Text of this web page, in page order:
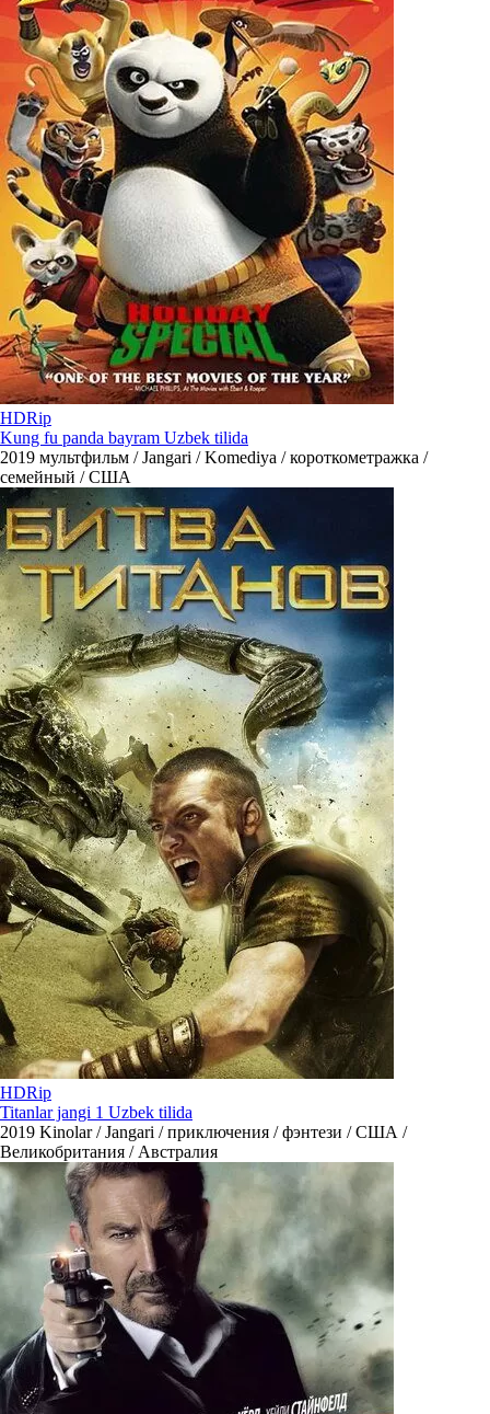
HDRip
Kung fu panda bayram Uzbek tilida
2019 мультфильм / Jangari / Komediya / короткометражка /
семейный / США
HDRip
Titanlar jangi 1 Uzbek tilida
2019 Kinolar / Jangari / приключения / фэнтези / США /
Великобритания / Австралия